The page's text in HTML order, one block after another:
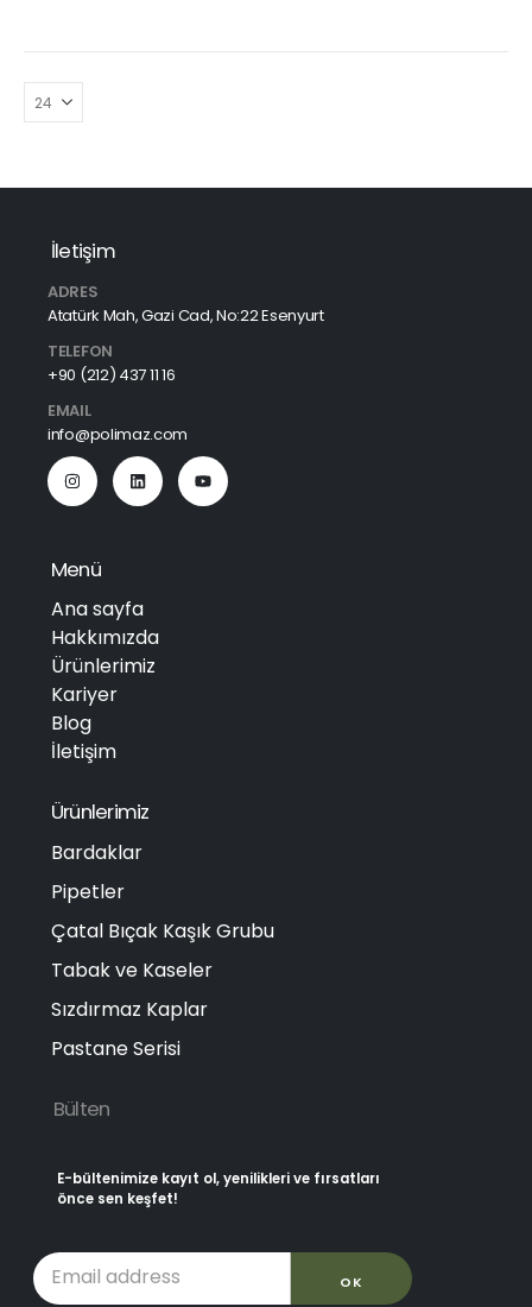
İletişim
ADRES
Atatürk Mah, Gazi Cad, No:22 Esenyurt
TELEFON
+90 (212) 437 11 16
EMAIL
info@polimaz.com
Menü
Ana sayfa
Hakkımızda
Ürünlerimiz
Kariyer
Blog
İletişim
Ürünlerimiz
Bardaklar
Pipetler
Çatal Bıçak Kaşık Grubu
Tabak ve Kaseler
Sızdırmaz Kaplar
Pastane Serisi
Bülten
E-bültenimize kayıt ol, yenilikleri ve fırsatları
önce sen keşfet!